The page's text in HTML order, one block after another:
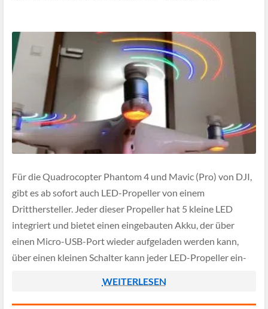
Für die Quadrocopter Phantom 4 und Mavic (Pro) von DJI,
gibt es ab sofort auch LED-Propeller von einem
Dritthersteller. Jeder dieser Propeller hat 5 kleine LED
integriert und bietet einen eingebauten Akku, der über
einen Micro-USB-Port wieder aufgeladen werden kann,
über einen kleinen Schalter kann jeder LED-Propeller ein-
WEITERLESEN